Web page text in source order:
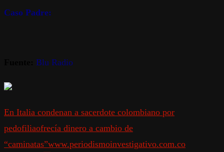
Caso Padre:
Blu Radio
En Italia condenan a sacerdote colombiano por
pedofiliaofrecía dinero a cambio de
“caminatas”www.periodismoinvestigativo.com.co